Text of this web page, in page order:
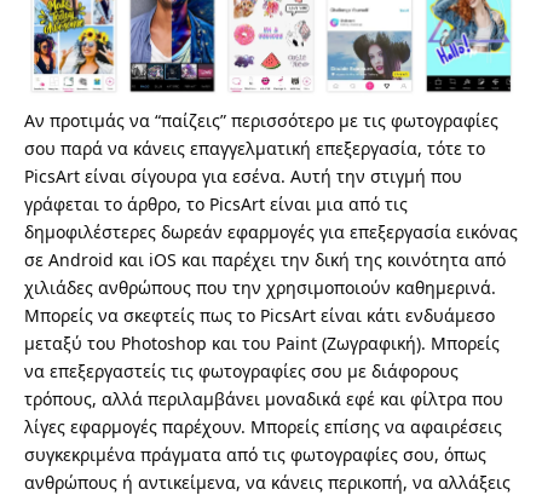
Αν προτιμάς να “παίζεις” περισσότερο με τις φωτογραφίες
σου παρά να κάνεις επαγγελματική επεξεργασία, τότε το
PicsArt είναι σίγουρα για εσένα. Αυτή την στιγμή που
γράφεται το άρθρο, το PicsArt είναι μια από τις
δημοφιλέστερες δωρεάν εφαρμογές για επεξεργασία εικόνας
σε Android και iOS και παρέχει την δική της κοινότητα από
χιλιάδες ανθρώπους που την χρησιμοποιούν καθημερινά.
Μπορείς να σκεφτείς πως το PicsArt είναι κάτι ενδυάμεσο
μεταξύ του Photoshop και του Paint (Ζωγραφική). Μπορείς
να επεξεργαστείς τις φωτογραφίες σου με διάφορους
τρόπους, αλλά περιλαμβάνει μοναδικά εφέ και φίλτρα που
λίγες εφαρμογές παρέχουν. Μπορείς επίσης να αφαιρέσεις
συγκεκριμένα πράγματα από τις φωτογραφίες σου, όπως
ανθρώπους ή αντικείμενα, να κάνεις περικοπή, να αλλάξεις